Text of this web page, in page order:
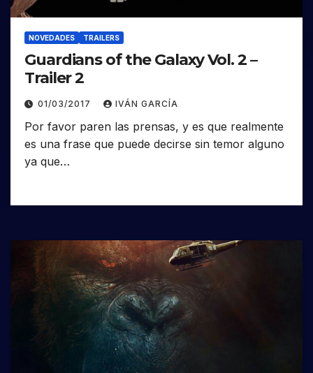
NOVEDADES TRAILERS
Guardians of the Galaxy Vol. 2 –
Trailer 2
01/03/2017 IVÁN GARCÍA
Por favor paren las prensas, y es que realmente
es una frase que puede decirse sin temor alguno
ya que…